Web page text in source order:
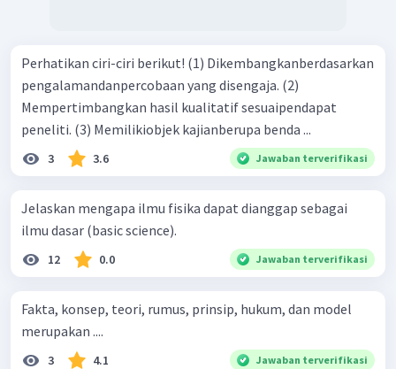
Perhatikan ciri-ciri berikut! (1) Dikembangkanberdasarkan
pengalamandanpercobaan yang disengaja. (2)
Mempertimbangkan hasil kualitatif sesuaipendapat
peneliti. (3) Memilikiobjek kajianberupa benda ...
3 3.6 Jawaban terverifikasi
Jelaskan mengapa ilmu fisika dapat dianggap sebagai
ilmu dasar (basic science).
12 0.0 Jawaban terverifikasi
Fakta, konsep, teori, rumus, prinsip, hukum, dan model
merupakan ....
3 4.1 Jawaban terverifikasi